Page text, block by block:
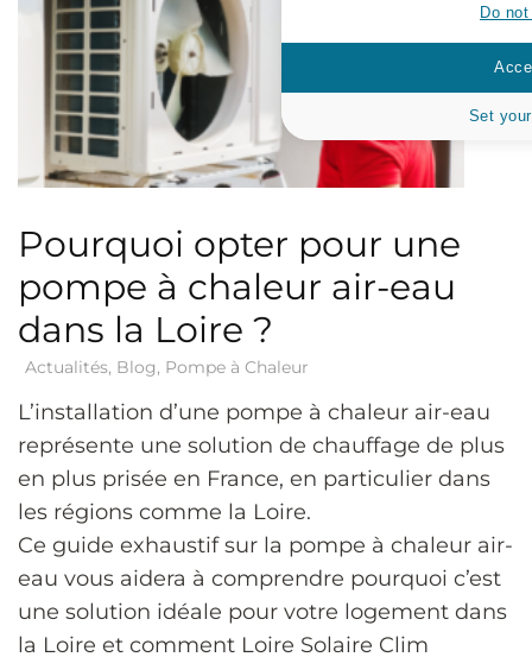
Pourquoi opter pour une
pompe à chaleur air-eau
dans la Loire ?
Actualités, Blog, Pompe à Chaleur
L’installation d’une pompe à chaleur air-eau
représente une solution de chauffage de plus
en plus prisée en France, en particulier dans
les régions comme la Loire.
Ce guide exhaustif sur la pompe à chaleur air-
eau vous aidera à comprendre pourquoi c’est
une solution idéale pour votre logement dans
la Loire et comment Loire Solaire Clim
Do
Set